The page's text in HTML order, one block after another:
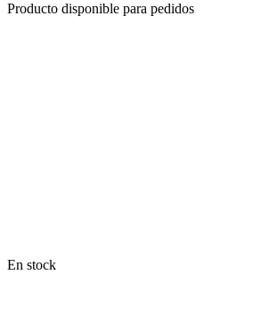
Producto disponible para pedidos
En stock